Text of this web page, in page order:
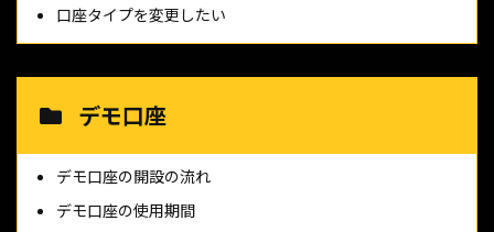
口座タイプを変更したい
デモ口座
デモ口座の開設の流れ
デモ口座の使用期間